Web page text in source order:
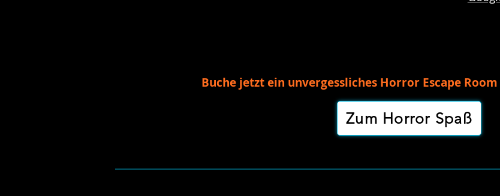
Buche jetzt ein unvergessliches Horror Escape
Zum Horror Spaß